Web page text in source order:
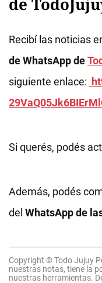
Recibí las noticias
de WhatsApp de
siguiente enlace:
Si querés, podés
Además, podés
del WhatsApp de
Copyright © Todo Jujuy
nuestras notas, tiene la
nuestras herramientas.